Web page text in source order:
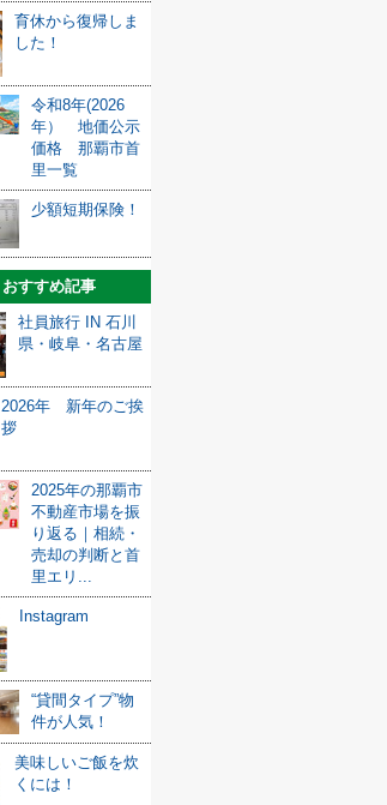
育休から復帰しま
した！
令和8年(2026
年） 地価公示
価格 那覇市首
里一覧
少額短期保険！
おすすめ記事
社員旅行 IN 石川
県・岐阜・名古屋
2026年 新年のご挨
拶
2025年の那覇市
不動産市場を振
り返る｜相続・
売却の判断と首
里エリ...
Instagram
“貸間タイプ”物
件が人気！
美味しいご飯を炊
くには！